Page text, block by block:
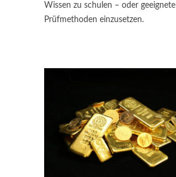
Wissen zu schulen – oder geeignete
Prüfmethoden einzusetzen.